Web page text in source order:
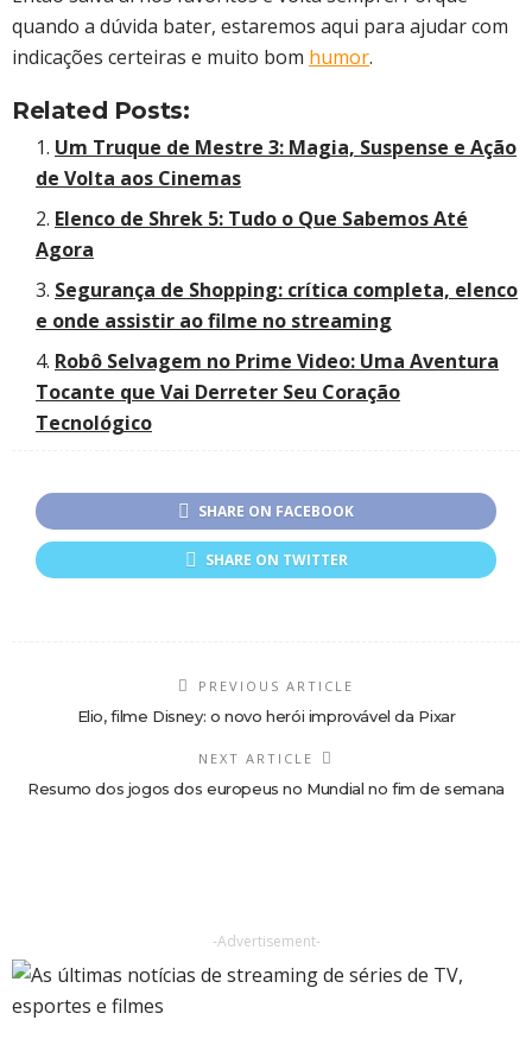
quando a dúvida bater, estaremos aqui para ajudar com
indicações certeiras e muito bom humor.
Related Posts:
Um Truque de Mestre 3: Magia, Suspense e Ação
de Volta aos Cinemas
Elenco de Shrek 5: Tudo o Que Sabemos Até
Agora
Segurança de Shopping: crítica completa, elenco
e onde assistir ao filme no streaming
Robô Selvagem no Prime Video: Uma Aventura
Tocante que Vai Derreter Seu Coração
Tecnológico
SHARE ON FACEBOOK
SHARE ON TWITTER
PREVIOUS ARTICLE
Elio, filme Disney: o novo herói improvável da Pixar
NEXT ARTICLE
Resumo dos jogos dos europeus no Mundial no fim de semana
-Advertisement-